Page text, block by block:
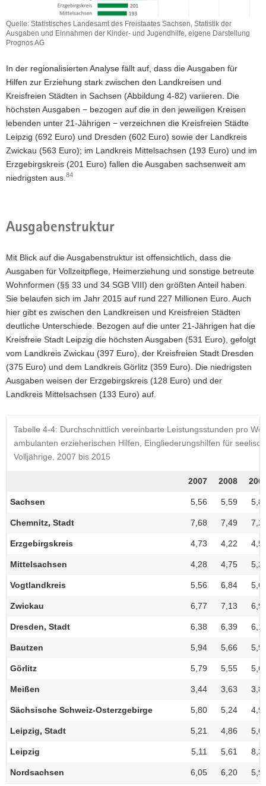
Quelle: Statistisches Landesamt des Freistaates Sachsen, Statistik der
Ausgaben und Einnahmen der Kinder- und Jugendhilfe, eigene Darstellung
Prognos AG
In der regionalisierten Analyse fällt auf, dass die Ausgaben für
Hilfen zur Erziehung stark zwischen den Landkreisen und
Kreisfreien Städten in Sachsen (Abbildung 4-82) variieren. Die
höchsten Ausgaben − bezogen auf die in den jeweiligen Kreisen
lebenden unter 21-Jährigen − verzeichnen die Kreisfreien Städte
Leipzig (692 Euro) und Dresden (602 Euro) sowie der Landkreis
Zwickau (563 Euro); im Landkreis Mittelsachsen (193 Euro) und im
Erzgebirgskreis (201 Euro) fallen die Ausgaben sachsenweit am
niedrigsten aus. 84
Ausgabenstruktur
Mit Blick auf die Ausgabenstruktur ist offensichtlich, dass die
Ausgaben für Vollzeitpflege, Heimerziehung und sonstige betreute
Wohnformen (§§ 33 und 34 SGB VIII) den größten Anteil haben.
Sie belaufen sich im Jahr 2015 auf rund 227 Millionen Euro. Auch
hier gibt es zwischen den Landkreisen und Kreisfreien Städten
deutliche Unterschiede. Bezogen auf die unter 21-Jährigen hat die
Kreisfreie Stadt Leipzig die höchsten Ausgaben (531 Euro), gefolgt
vom Landkreis Zwickau (397 Euro), der Kreisfreien Stadt Dresden
(375 Euro) und dem Landkreis Görlitz (359 Euro). Die niedrigsten
Ausgaben weisen der Erzgebirgskreis (128 Euro) und der
Landkreis Mittelsachsen (133 Euro) auf.
Tabelle 4‑4: Durchschnittlich vereinbarte Leistungsstunden pro
ambulanten erzieherischen Hilfen, Eingliederungshilfen für
Volljährige, 2007 bis 2015
2007 2008
Sachsen 5,56 5,59
Chemnitz, Stadt 7,68 7,49
Erzgebirgskreis 4,73 4,22
Mittelsachsen 4,28 4,75
Vogtlandkreis 5,56 6,84
Zwickau 6,77 7,13
Dresden, Stadt 6,38 6,39
Bautzen 5,94 5,66
Görlitz 5,79 5,55
Meißen 3,44 3,63
Sächsische Schweiz-Osterzgebirge 5,80 5,24
Leipzig, Stadt 5,21 4,86
Leipzig 5,11 5,61
Nordsachsen 6,05 6,20